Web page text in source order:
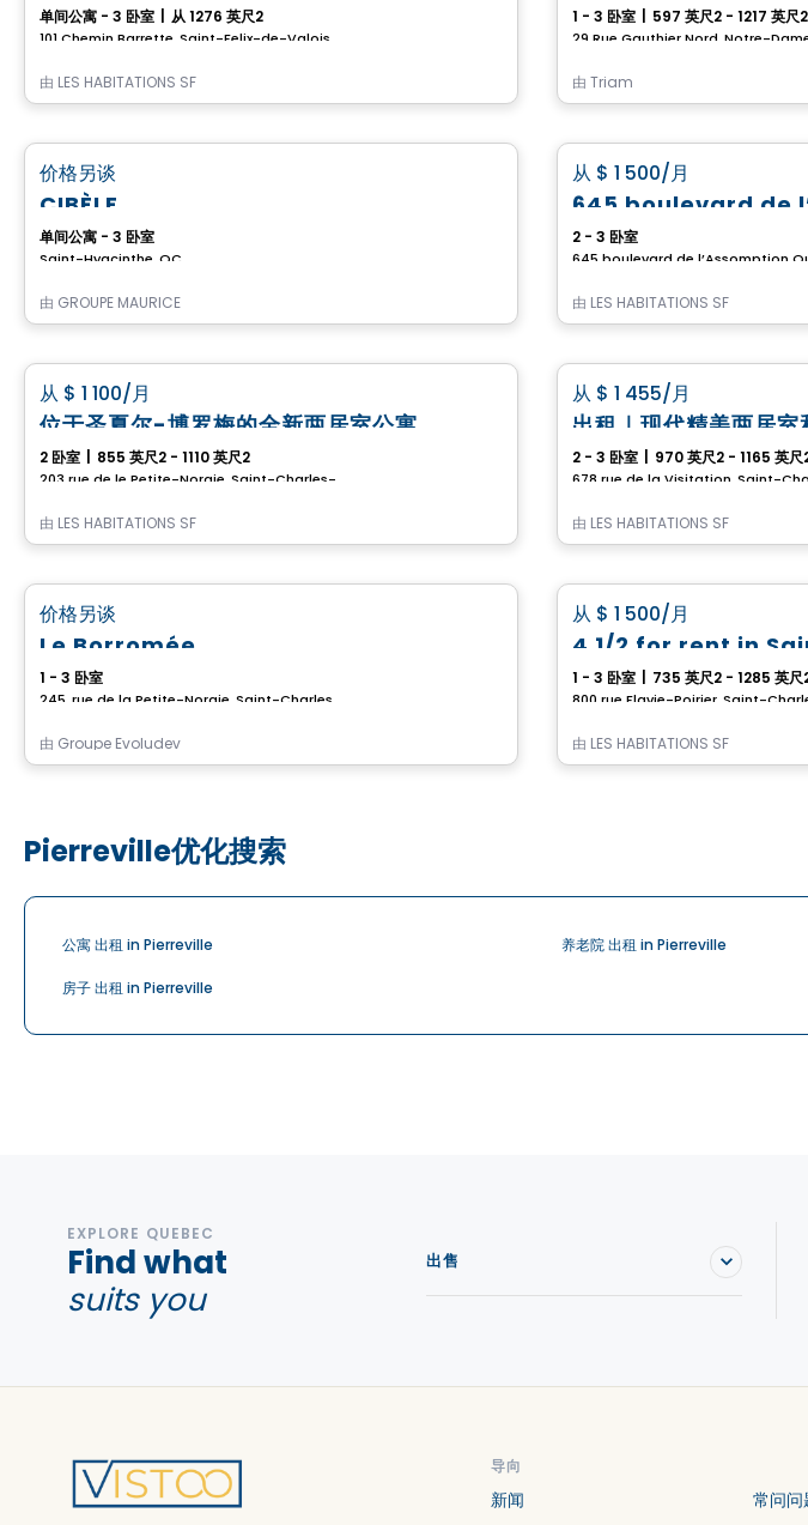
单间公寓 - 3 卧室 从 1276 英尺2
由 LES HABITATIONS SF
1 - 3 卧室 597 英尺2 - 1217 英尺2
由 Triam
养老院
价格另谈
CIBÈLE
单间公寓 - 3 卧室
Saint-Hyacinthe, QC
由 GROUPE MAURICE
已出租
从 $ 1 500/月
2 - 3 卧室
由 LES HABITATIONS SF
公寓
从 $ 1 100/月
位于圣夏尔-博罗梅的全新两居室公寓
2 卧室 855 英尺2 - 1110 英尺2
由 LES HABITATIONS SF
从 $ 1 455/月
出租｜现代精美两居室
2 - 3 卧室 970 英尺2 - 1165 英尺
由 LES HABITATIONS SF
公寓
价格另谈
Le Borromée
1 - 3 卧室
由 Groupe Evoludev
从 $ 1 500/月
1 - 3 卧室 735 英尺2 - 1285 英尺
由 LES HABITATIONS SF
Pierreville优化搜索
公寓 出租 in Pierreville 养老院 出租 in Pierreville
房子 出租 in Pierreville
EXPLORE QUEBEC
Find what
suits you
出售
导向
新闻 常问问